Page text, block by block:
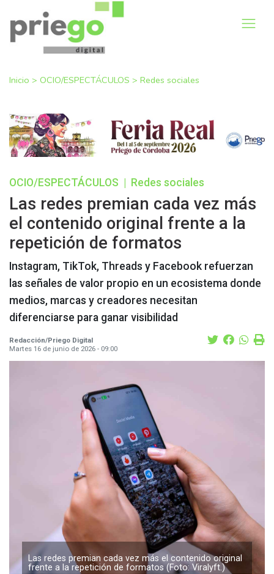
Inicio > OCIO/ESPECTÁCULOS > Redes sociales
OCIO/ESPECTÁCULOS Redes sociales
Las redes premian cada vez más
el contenido original frente a la
repetición de formatos
Instagram, TikTok, Threads y Facebook refuerzan
las señales de valor propio en un ecosistema donde
medios, marcas y creadores necesitan
diferenciarse para ganar visibilidad
Redacción/Priego Digital
Martes 16 de junio de 2026 - 09:00
Las redes premian cada vez más el contenido original
frente a la repetición de formatos (Foto: Viralyft.)